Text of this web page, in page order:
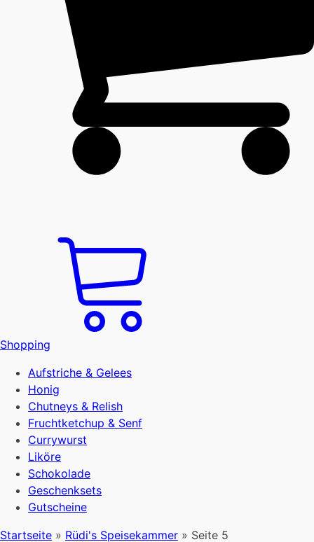
Shopping
Aufstriche & Gelees
Honig
Chutneys & Relish
Fruchtketchup & Senf
Currywurst
Liköre
Schokolade
Geschenksets
Gutscheine
Startseite » Rüdi's Speisekammer » Seite 5